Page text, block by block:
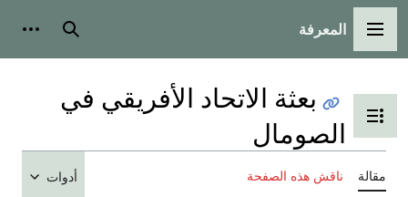
القائمة الرئيسية
المعرفة بحث
تبديل عرض جدول المحتويات
بعثة الاتحاد الأفريقي في
الصومال
مقالة ناقش هذه الصفحة أدوات